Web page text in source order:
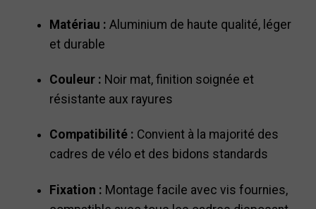
Matériau : Aluminium de haute qualité, léger
et durable
Couleur : Noir mat, finition soignée et
résistante aux rayures
Compatibilité : Convient à la majorité des
cadres de vélo et des bidons standards
Fixation : Montage facile avec vis fournies,